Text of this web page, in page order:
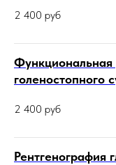
2 400 руб
Функциональная
голеностопного
2 400 руб
Рентгенография